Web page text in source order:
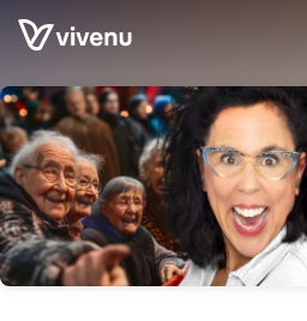
Skip header